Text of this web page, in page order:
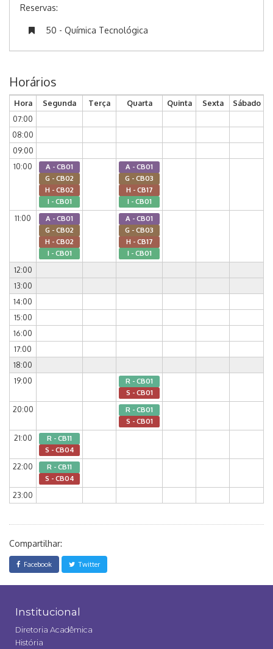
Reservas:
50 - Química Tecnológica
Horários
Hora Segunda Terça Quarta Quinta Sexta
Sábado
07:00
08:00
09:00
10:00
A - CB01
G - CB02
H - CB02
I - CB01
A - CB01
G - CB03
H - CB17
I - CB01
11:00
A - CB01
G - CB02
H - CB02
I - CB01
A - CB01
G - CB03
H - CB17
I - CB01
12:00
13:00
14:00
15:00
16:00
17:00
18:00
19:00
R - CB01
S - CB01
20:00
R - CB01
S - CB01
21:00
R - CB11
S - CB04
22:00
R - CB11
S - CB04
23:00
Compartilhar:
Facebook Twitter
Institucional
Diretoria Acadêmica
História